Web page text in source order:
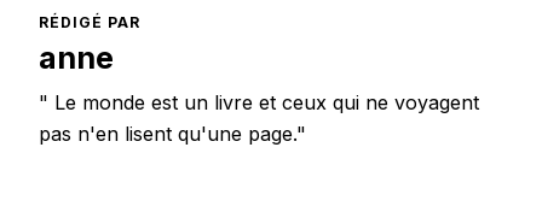
RÉDIGÉ PAR
anne
" Le monde est un livre et ceux qui ne voyagent
pas n'en lisent qu'une page."